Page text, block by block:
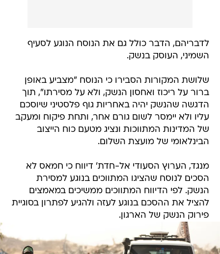
לדבריהם, הדבר כולל גם את הנוסח הנוגע לסעיף
השמיני, העוסק בנשק.
שלושת המקורות הסבירו כי הנוסח "מצביע באופן
ברור על ריכוז ואחסון הנשק, ולא על מסירתו", תוך
הדגשה שהנשק יהיה באחריות גוף פלסטיני שיוסכם
עליו ולא יימסר לשום גורם אחר, ותחת פיקוח ומעקב
של המדינות המתווכות ונציג מטעם כוח הייצוב
הבינלאומי של מועצת השלום.
מנגד, הערוץ הסעודי אל-חדת' דיווח כי חמאס לא
הסכים לנוסח שהציגו המתווכים בנוגע למסירת
הנשק. לפי הדיווח המתווכים ממשיכים במאמצים
להציל את ההסכם בנוגע לעזה ולהגיע לפתרון בסוגיית
פירוק הנשק של הארגון.